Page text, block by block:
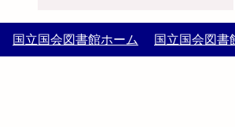
国立国会図書館ホーム 国立国会図書